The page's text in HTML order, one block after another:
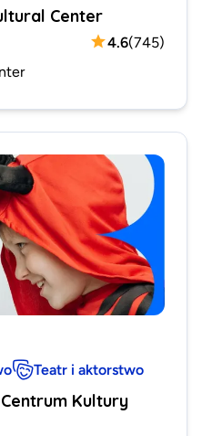
Center
4.6(745)
Teatr i aktorstwo
Kultury